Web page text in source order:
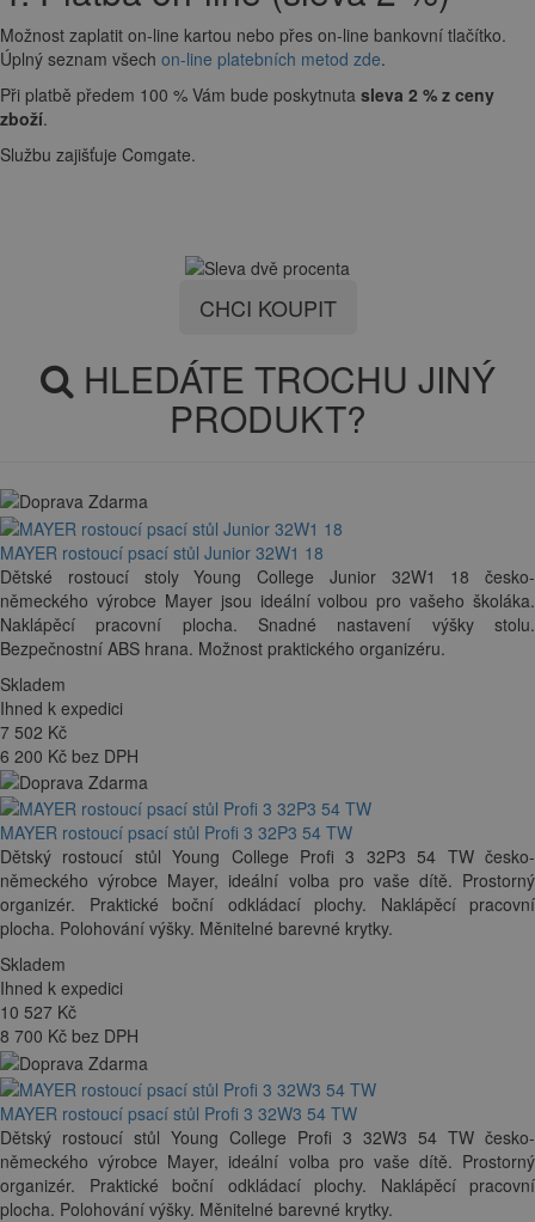
Možnost zaplatit on-line kartou nebo přes on-line bankovní tlačítko.
Úplný seznam všech on-line platebních metod zde.
Při platbě předem 100 % Vám bude poskytnuta sleva 2 % z ceny
zboží.
Službu zajišťuje Comgate.
CHCI KOUPIT
HLEDÁTE TROCHU JINÝ
PRODUKT?
MAYER rostoucí psací stůl Junior 32W1 18
Dětské rostoucí stoly Young College Junior 32W1 18 česko-
německého výrobce Mayer jsou ideální volbou pro vašeho školáka.
Naklápěcí pracovní plocha. Snadné nastavení výšky stolu.
Bezpečnostní ABS hrana. Možnost praktického organizéru.
Skladem
Ihned k expedici
7 502 Kč
6 200 Kč bez DPH
MAYER rostoucí psací stůl Profi 3 32P3 54 TW
Dětský rostoucí stůl Young College Profi 3 32P3 54 TW česko-
německého výrobce Mayer, ideální volba pro vaše dítě. Prostorný
organizér. Praktické boční odkládací plochy. Naklápěcí pracovní
plocha. Polohování výšky. Měnitelné barevné krytky.
Skladem
Ihned k expedici
10 527 Kč
8 700 Kč bez DPH
MAYER rostoucí psací stůl Profi 3 32W3 54 TW
Dětský rostoucí stůl Young College Profi 3 32W3 54 TW česko-
německého výrobce Mayer, ideální volba pro vaše dítě. Prostorný
organizér. Praktické boční odkládací plochy. Naklápěcí pracovní
plocha. Polohování výšky. Měnitelné barevné krytky.